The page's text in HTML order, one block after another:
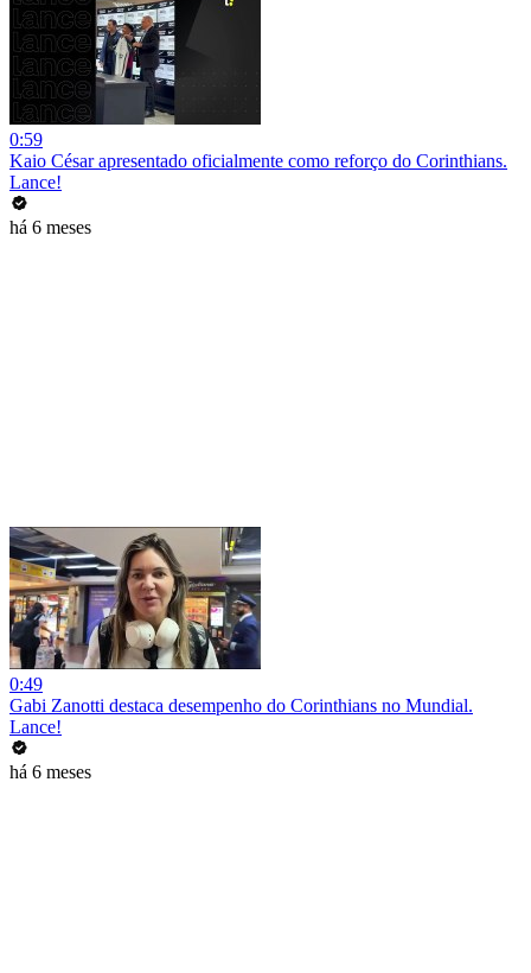
0:59
Kaio César apresentado oficialmente como reforço do Corinthians.
Lance!
há 6 meses
0:49
Gabi Zanotti destaca desempenho do Corinthians no Mundial.
Lance!
há 6 meses